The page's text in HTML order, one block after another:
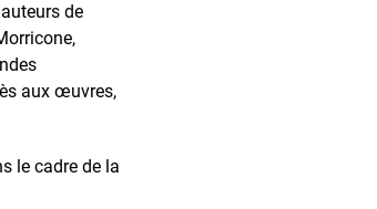
de
aux œuvres,
le cadre de la